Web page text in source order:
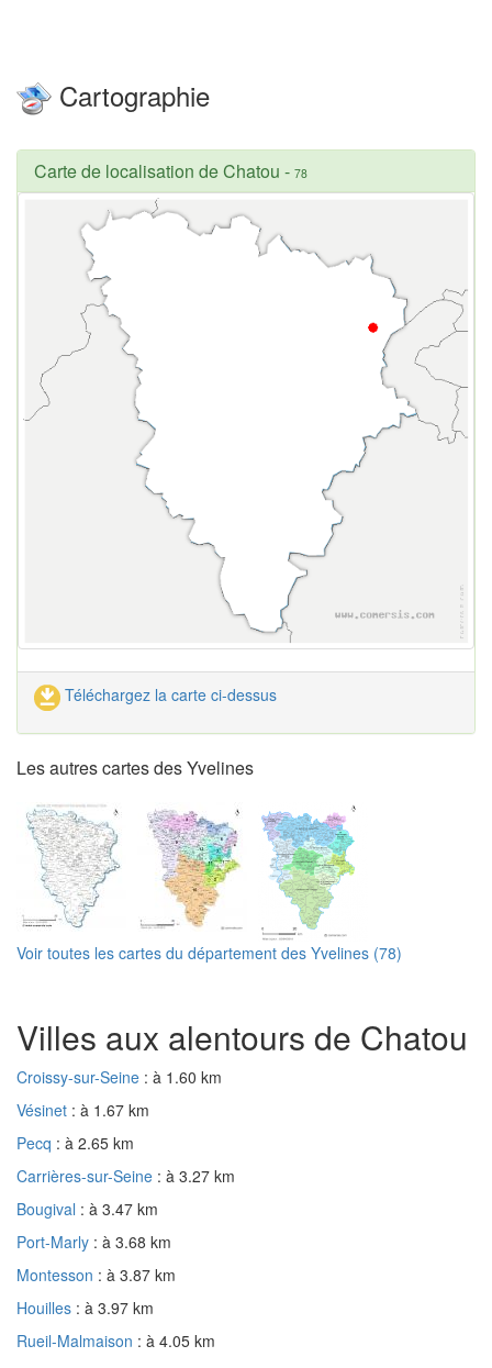
Cartographie
Carte de localisation de Chatou - 78
Téléchargez la carte ci-dessus
Les autres cartes des Yvelines
Voir toutes les cartes du département des Yvelines (78)
Villes aux alentours de Chatou
Croissy-sur-Seine : à 1.60 km
Vésinet : à 1.67 km
Pecq : à 2.65 km
Carrières-sur-Seine : à 3.27 km
Bougival : à 3.47 km
Port-Marly : à 3.68 km
Montesson : à 3.87 km
Houilles : à 3.97 km
Rueil-Malmaison : à 4.05 km